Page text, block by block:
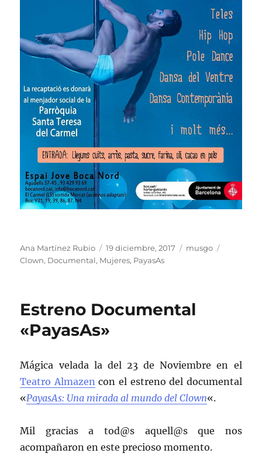
Autor
Ana Martínez Rubio
Publicado
el
19 diciembre, 2017 Categorías
musgo
Clown, Documental, Mujeres, PayasAs
Estreno Documental
«PayasAs»
Mágica velada la del 23 de Noviembre en el
Teatro Almazen con el estreno del documental
«PayasAs: Una mirada al mundo del Clown«.
Mil gracias a tod@s aquell@s que nos
acompañaron en este precioso momento.